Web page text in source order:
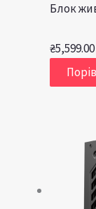
Блок
₴5,599.00